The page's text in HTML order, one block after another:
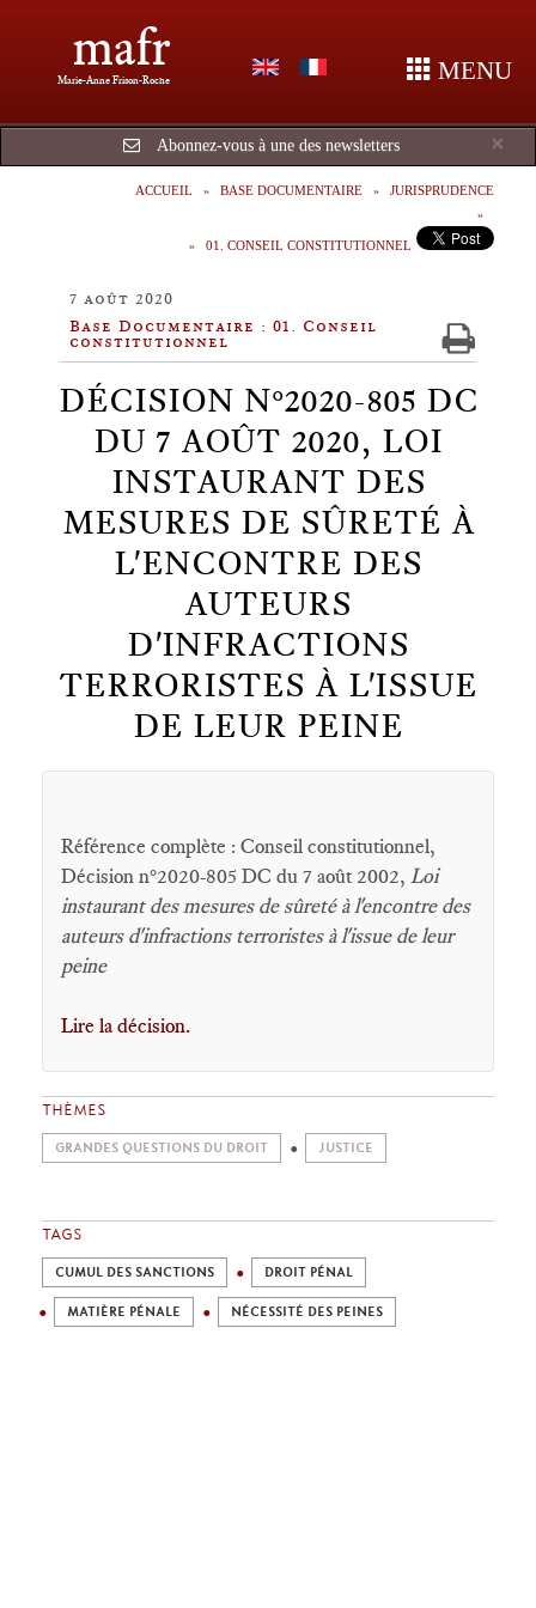
mafr
Marie-Anne Frison-Roche MENU
×
Abonnez-vous à une des newsletters
ACCUEIL BASE DOCUMENTAIRE JURISPRUDENCE
01. CONSEIL CONSTITUTIONNEL
7 août 2020
Base Documentaire : 01. Conseil
constitutionnel
DÉCISION N°2020-805 DC
DU 7 AOÛT 2020, LOI
INSTAURANT DES
MESURES DE SÛRETÉ À
L'ENCONTRE DES
AUTEURS
D'INFRACTIONS
TERRORISTES À L'ISSUE
DE LEUR PEINE
Référence complète : Conseil constitutionnel,
Décision n°2020-805 DC du 7 août 2002, Loi
instaurant des mesures de sûreté à l'encontre des
auteurs d'infractions terroristes à l'issue de leur
peine
Lire la décision.
THÈMES
GRANDES QUESTIONS DU DROIT JUSTICE
TAGS
CUMUL DES SANCTIONS DROIT PÉNAL
MATIÈRE PÉNALE NÉCESSITÉ DES PEINES